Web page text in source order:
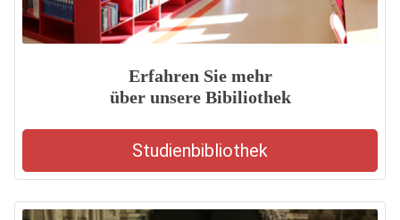
Erfahren Sie mehr
über unsere Bibiliothek
Studienbibliothek